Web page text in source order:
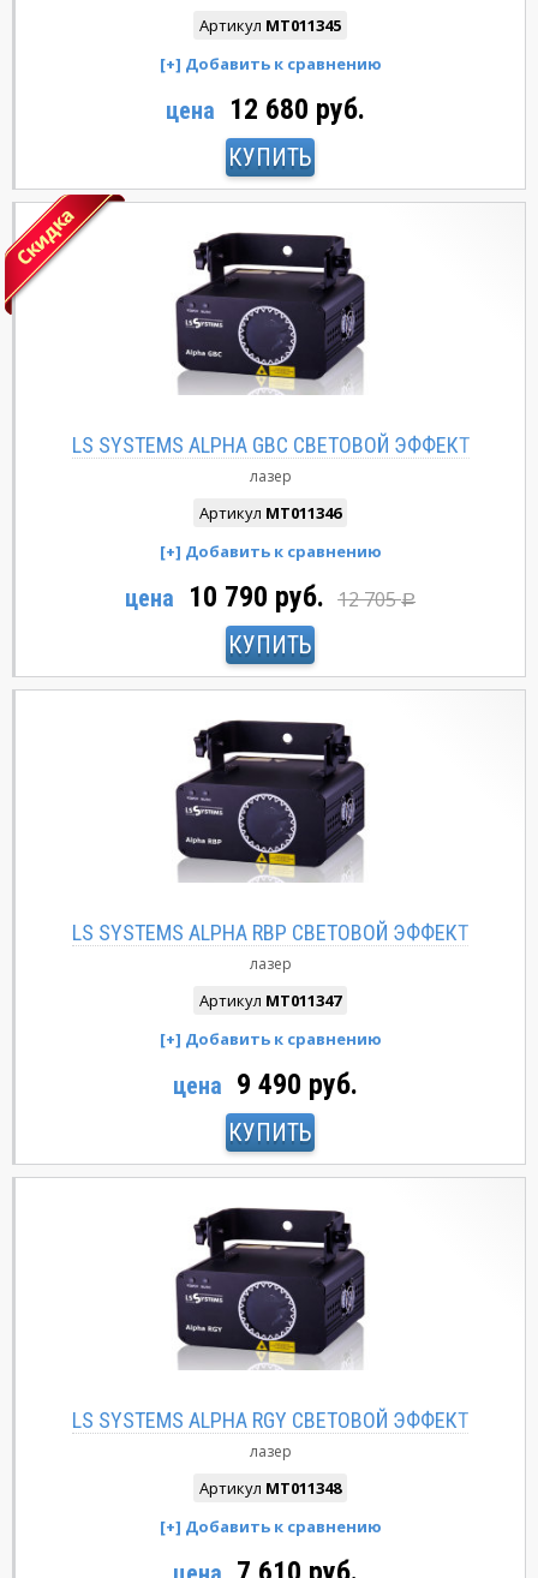
Артикул MT011345
цена 12 680 руб.
КУПИТЬ
LS SYSTEMS ALPHA GBC СВЕТОВОЙ ЭФФЕКТ
лазер
Артикул MT011346
цена 10 790 руб. 12 705Р
КУПИТЬ
LS SYSTEMS ALPHA RBP СВЕТОВОЙ ЭФФЕКТ
лазер
Артикул MT011347
цена 9 490 руб.
КУПИТЬ
LS SYSTEMS ALPHA RGY СВЕТОВОЙ ЭФФЕКТ
лазер
Артикул MT011348